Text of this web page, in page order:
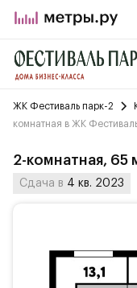
ЖК Фестиваль парк-2
комнатная в ЖК
2-комнатная, 65
Сдача в 4 кв. 2023